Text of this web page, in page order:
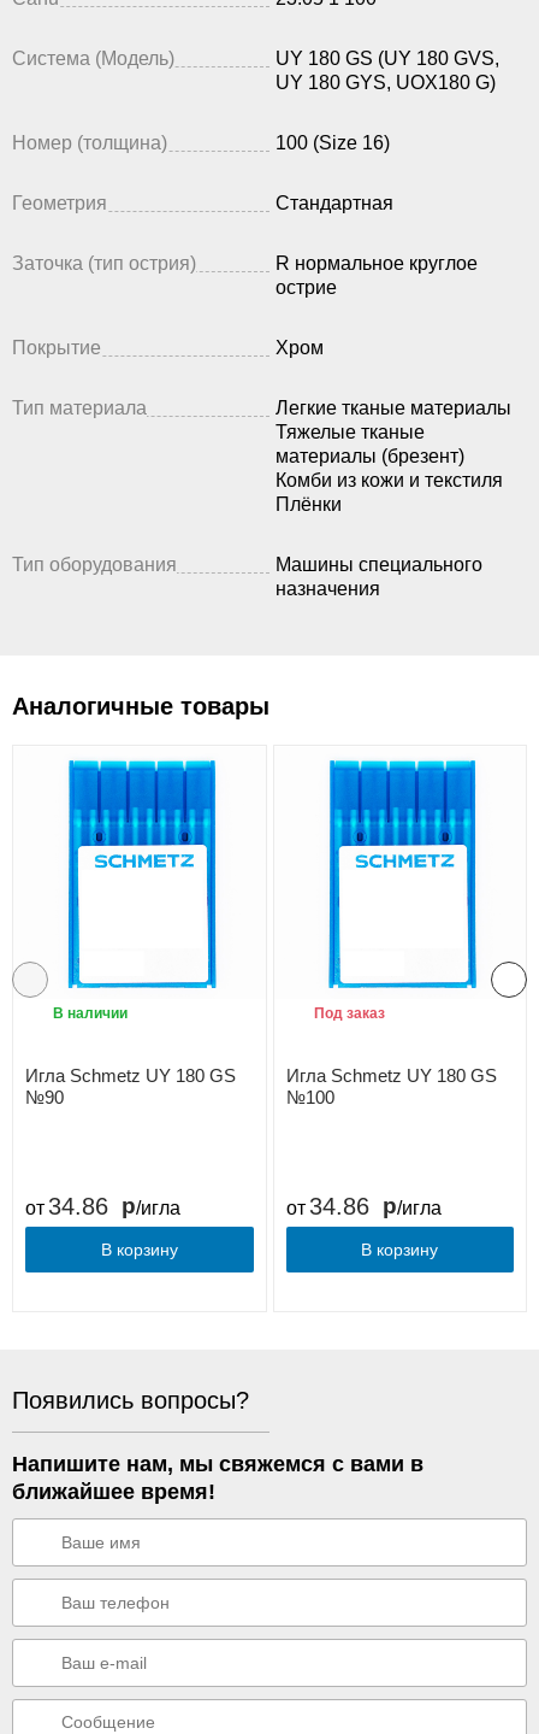
Система (Модель)
UY 180 GS (UY 180 GVS,
UY 180 GYS, UOX180 G)
Номер (толщина) 100 (Size 16)
Геометрия Стандартная
Заточка (тип острия)
R нормальное круглое
острие
Покрытие Хром
Тип материала
Легкие тканые материалы
Тяжелые тканые
материалы (брезент)
Комби из кожи и текстиля
Плёнки
Тип оборудования
Машины специального
назначения
Аналогичные товары
Игла Schmetz UY 180 GS
№90
В наличии
от 34.86 /игла
В корзину
Игла Schmetz UY 180 GS
№100
Под заказ
от 34.86 /игла
В корзину
Появились вопросы?
Напишите нам, мы свяжемся с вами в
ближайшее время!